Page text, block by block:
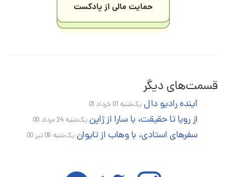
حمایت مالی از پادکست
قسمت‌های دیگر
آینده رادیو دالیک‌شنبه 01 خرداد 01
از رویا تا حقیقت، با سارا از ژاپنیک‌شنبه 24 مرداد 00
سفرهای استادی، با وهاب از تایوانیک‌شنبه 06 تیر 00